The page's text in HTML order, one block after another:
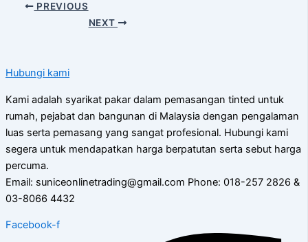
PREVIOUS
NEXT
Hubungi kami
Kami adalah syarikat pakar dalam pemasangan tinted untuk
rumah, pejabat dan bangunan di Malaysia dengan pengalaman
luas serta pemasang yang sangat profesional. Hubungi kami
segera untuk mendapatkan harga berpatutan serta sebut harga
percuma.
Email: suniceonlinetrading@gmail.com Phone: 018-257 2826 &
03-8066 4432
Facebook-f